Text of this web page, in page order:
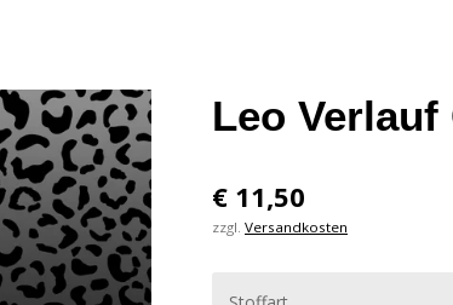
Leo Verlauf
€ 11,50
zzgl. Versandkosten